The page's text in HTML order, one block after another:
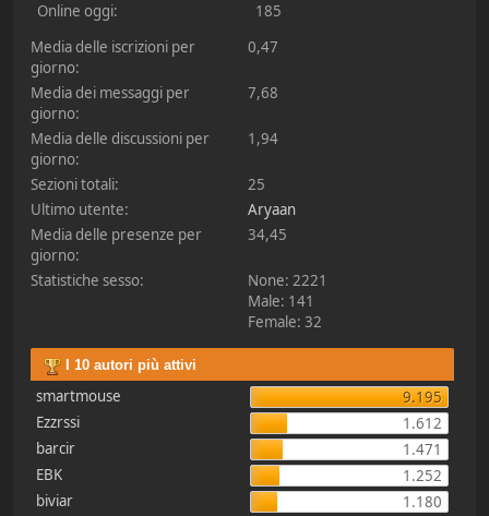
Online oggi:
185
Media delle iscrizioni per
giorno:
0,47
Media dei messaggi per
giorno:
7,68
Media delle discussioni per
giorno:
1,94
Sezioni totali:
25
Ultimo utente:
Aryaan
Media delle presenze per
giorno:
34,45
Statistiche sesso:
None: 2221
Male: 141
Female: 32
I 10 autori più attivi
smartmouse
9.195
Ezzrssi
1.612
barcir
1.471
EBK
1.252
biviar
1.180